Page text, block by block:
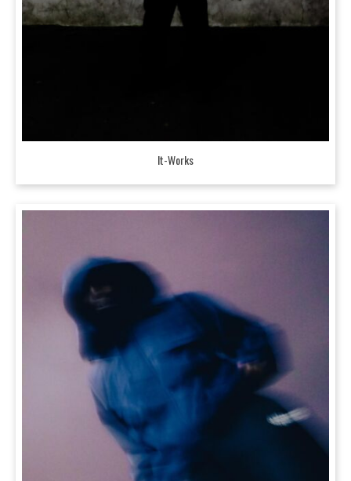
It-Works